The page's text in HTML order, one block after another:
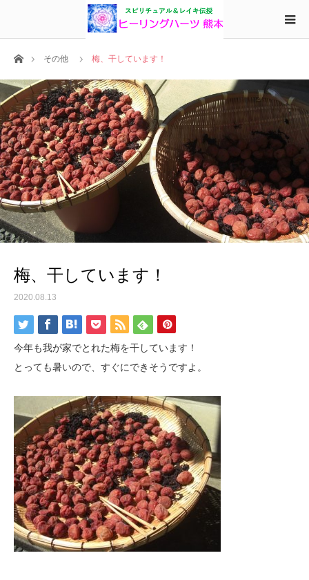
ホームその他 梅、干しています！
梅、干しています！
2020.08.13
今年も我が家でとれた梅を干しています！
とっても暑いので、すぐにできそうですよ。